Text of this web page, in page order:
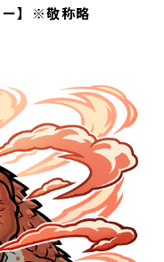
ー】※敬称略